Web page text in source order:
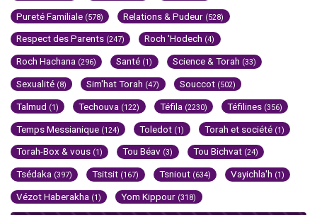
Pureté Familiale (578) Relations & Pudeur (528)
Respect des Parents (247) Roch 'Hodech (4)
Roch Hachana (296) Santé (1) Science & Torah (33)
Sexualité (8) Sim'hat Torah (47) Souccot (502)
Talmud (1) Techouva (122) Téfila (2230) Téfilines (356)
Temps Messianique (124) Toledot (1) Torah et société (1)
Torah-Box & vous (1) Tou Béav (3) Tou Bichvat (24)
Tsédaka (397) Tsitsit (167) Tsniout (634) Vayichla'h (1)
Vézot Haberakha (1) Yom Kippour (318)